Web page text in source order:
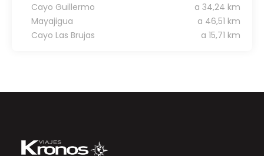
Cayo Guillermo
a 34,24 km
Mayajigua
a 46,51 km
Cayo Las Brujas
a 15,71 km